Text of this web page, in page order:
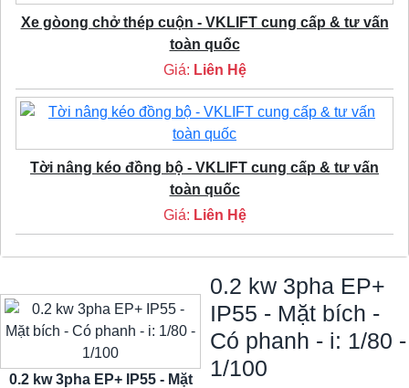
Xe gòong chở thép cuộn - VKLIFT cung cấp & tư vấn
toàn quốc
Giá: Liên Hệ
Tời nâng kéo đồng bộ - VKLIFT cung cấp & tư vấn
toàn quốc
Giá: Liên Hệ
0.2 kw 3pha EP+ IP55 - Mặt
0.2 kw 3pha EP+
IP55 - Mặt bích -
Có phanh - i: 1/80 -
1/100